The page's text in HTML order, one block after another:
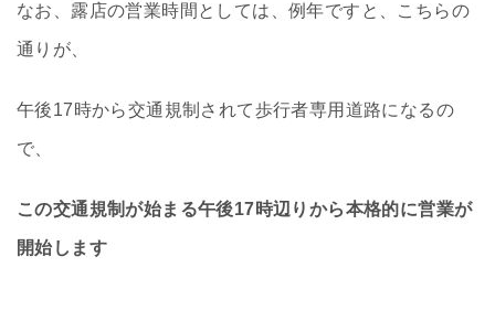
なお、露店の営業時間としては、例年ですと、こちらの
通りが、
午後17時から交通規制されて歩行者専用道路になるの
で、
この交通規制が始まる午後17時辺りから本格的に営業が
開始します